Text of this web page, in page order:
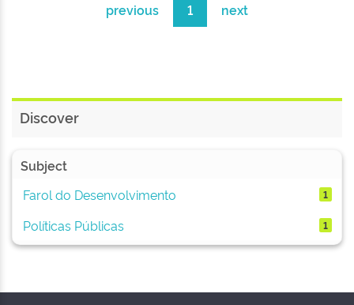
previous 1 next
Discover
Subject
Farol do Desenvolvimento
1
Políticas Públicas 1